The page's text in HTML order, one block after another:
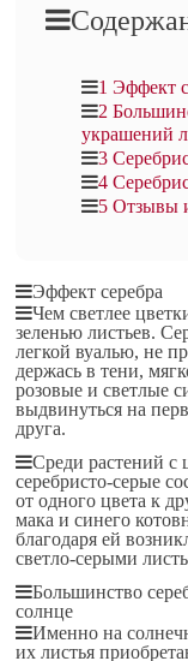
1 Эффект
2
украшений
3
4
5 Отзывы
Эффект серебра
Чем светлее
зеленью листьев.
легкой вуалью, не
держась в тени,
розовые и светлые
выдвинуться на
друга.
Среди растений с
серебристо-серые
от одного цвета к
мака и синего
благодаря ей
светло-серыми
Большинство
солнце
Именно на
их листья